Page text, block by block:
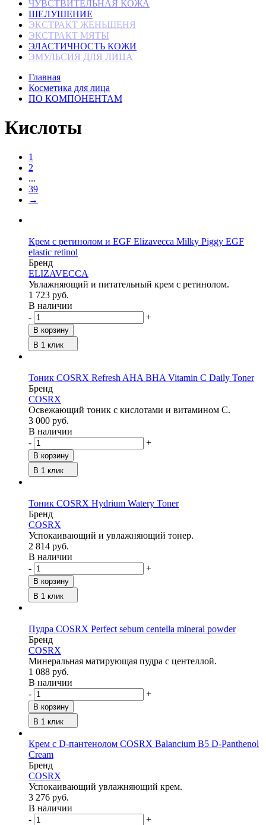
ЧУВСТВИТЕЛЬНАЯ КОЖА
ШЕЛУШЕНИЕ
ЭКСТРАКТ ЖЕНЬШЕНЯ
ЭКСТРАКТ МЯТЫ
ЭЛАСТИЧНОСТЬ КОЖИ
ЭМУЛЬСИЯ ДЛЯ ЛИЦА
Главная
Косметика для лица
ПО КОМПОНЕНТАМ
Кислоты
1
2
...
39
→
Крем с ретинолом и EGF Elizavecca Milky Piggy EGF
elastic retinol
Бренд
ELIZAVECCA
Увлажняющий и питательный крем с ретинолом.
1 723 руб.
В наличии
-
+
В корзину
В 1 клик
Тоник COSRX Refresh AHA BHA Vitamin C Daily Toner
Бренд
COSRX
Освежающий тоник с кислотами и витамином С.
3 000 руб.
В наличии
-
+
В корзину
В 1 клик
Тоник COSRX Hydrium Watery Toner
Бренд
COSRX
Успокаивающий и увлажняющий тонер.
2 814 руб.
В наличии
-
+
В корзину
В 1 клик
Пудра COSRX Perfect sebum centella mineral powder
Бренд
COSRX
Минеральная матирующая пудра с центеллой.
1 088 руб.
В наличии
-
+
В корзину
В 1 клик
Крем с D-пантенолом COSRX Balancium B5 D-Panthenol
Cream
Бренд
COSRX
Успокаивающий увлажняющий крем.
3 276 руб.
В наличии
-
+